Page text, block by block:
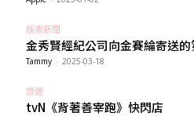
娛樂新聞
金秀賢經紀公司向金賽綸寄送
Tammy - 2025-03-18
旅遊
tvN《背著善宰跑》快閃店